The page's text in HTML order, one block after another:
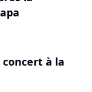
à la